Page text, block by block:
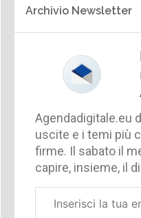
Archivio Newsletter
Agendadigitale.eu
uscite e i temi più
firme. Il sabato il
capire, insieme, il
aziendale